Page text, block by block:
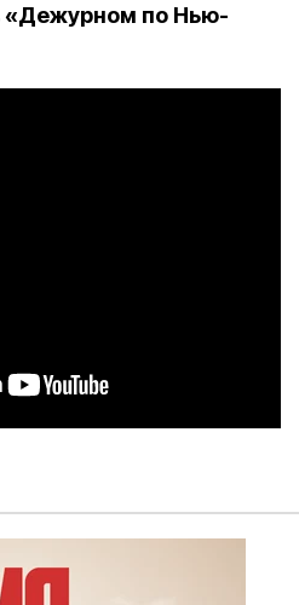
«Дежурном по Нью-